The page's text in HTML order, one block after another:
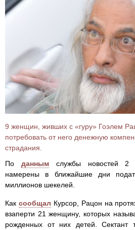
9 женщин, живших с «гуру» Гоэлем
потребовать от него денежную
страдания.
По даннымслужбы новостей 2
намерены в ближайшие дни
миллионов шекелей.
Как сообщал Курсор, Рацон на
взаперти 21 женщину, которых
рожденных от них детей. Сектант